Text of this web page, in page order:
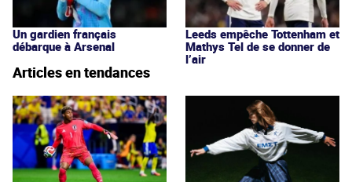
Un gardien français
débarque à Arsenal
Leeds empêche Tottenham et
Mathys Tel de se donner de
l’air
Articles en tendances